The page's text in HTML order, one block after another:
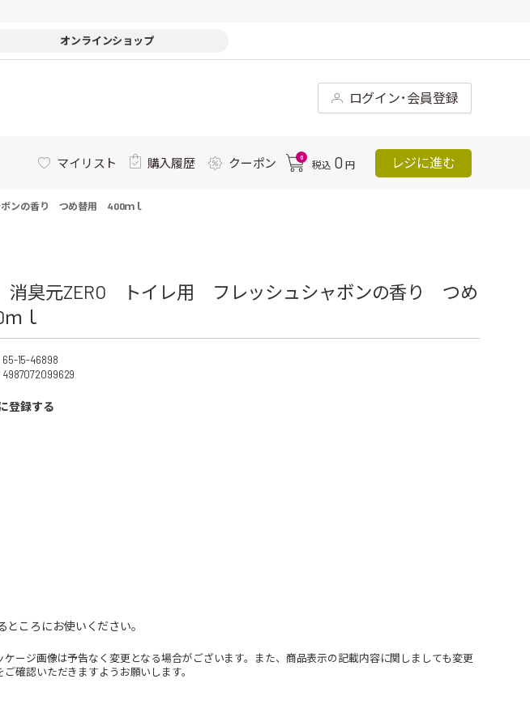
オンラインショップ
ログイン･会員登録
マイリスト 購入履歴 クーポン 0
税込 0 円 レジに進む
ンの香り つめ替用 400ｍｌ
臭元ZERO トイレ用 フレッシュシャボンの香り つめ
ｌ
65-15-46898
4987072099629
登録する
ころにお使いください。
ージ画像は予告なく変更となる場合がございます。また、商品表示の記載内容に関しましても変更
確認いただきますようお願いします。